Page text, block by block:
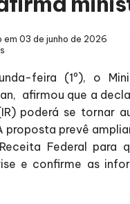
em 03 de junho de 2026
feira (1º), o
afirmou que a
poderá se tornar
proposta prevê
Federal para
e confirme as